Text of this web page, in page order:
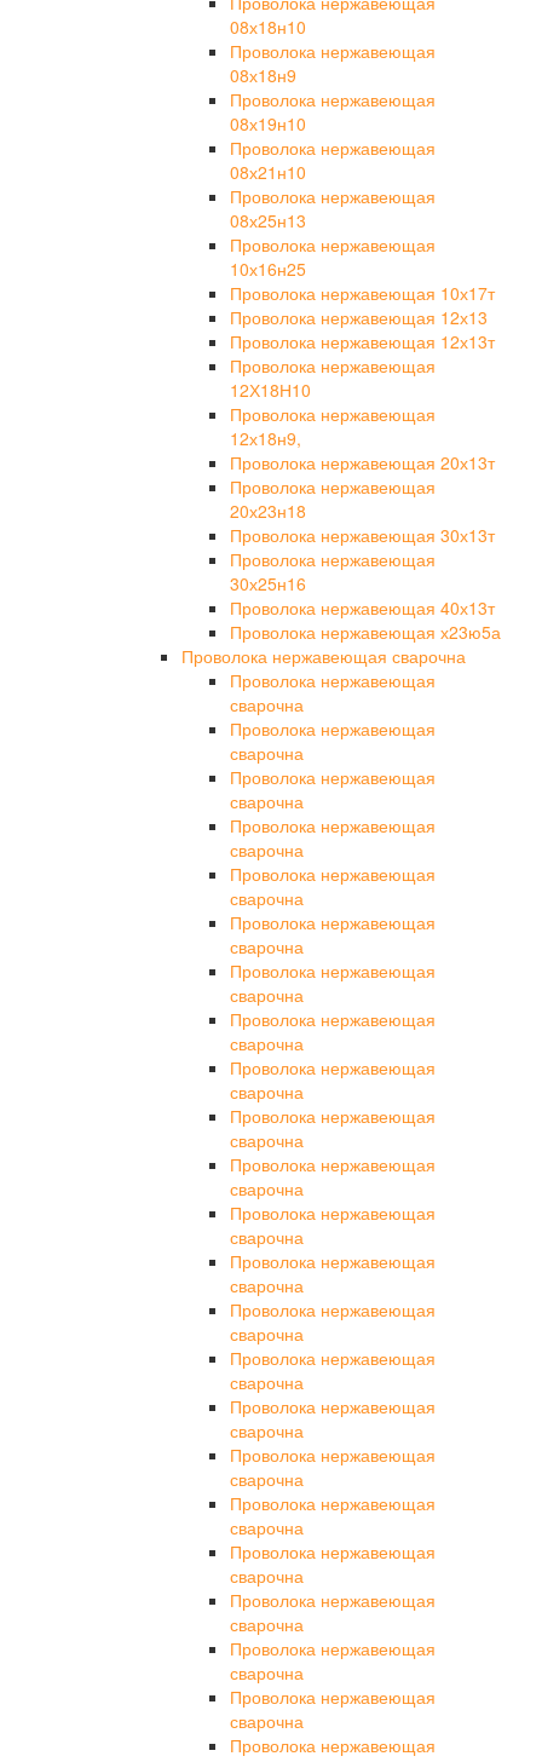
08х18н10
Проволока нержавеющая
08х18н9
Проволока нержавеющая
08х19н10
Проволока нержавеющая
08х21н10
Проволока нержавеющая
08х25н13
Проволока нержавеющая
10х16н25
Проволока нержавеющая 10х17т
Проволока нержавеющая 12х13
Проволока нержавеющая 12х13т
Проволока нержавеющая
12Х18Н10
Проволока нержавеющая
12х18н9,
Проволока нержавеющая 20х13т
Проволока нержавеющая
20х23н18
Проволока нержавеющая 30х13т
Проволока нержавеющая
30х25н16
Проволока нержавеющая 40х13т
Проволока нержавеющая х23ю5а
Проволока нержавеющая сварочна
Проволока нержавеющая
сварочна
Проволока нержавеющая
сварочна
Проволока нержавеющая
сварочна
Проволока нержавеющая
сварочна
Проволока нержавеющая
сварочна
Проволока нержавеющая
сварочна
Проволока нержавеющая
сварочна
Проволока нержавеющая
сварочна
Проволока нержавеющая
сварочна
Проволока нержавеющая
сварочна
Проволока нержавеющая
сварочна
Проволока нержавеющая
сварочна
Проволока нержавеющая
сварочна
Проволока нержавеющая
сварочна
Проволока нержавеющая
сварочна
Проволока нержавеющая
сварочна
Проволока нержавеющая
сварочна
Проволока нержавеющая
сварочна
Проволока нержавеющая
сварочна
Проволока нержавеющая
сварочна
Проволока нержавеющая
сварочна
Проволока нержавеющая
сварочна
Проволока нержавеющая